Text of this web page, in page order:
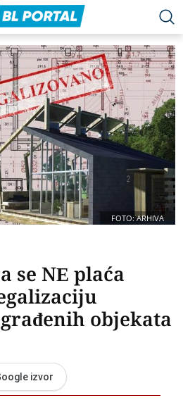
FOTO: ARHIVA
se NE plaća
objekata
izvor